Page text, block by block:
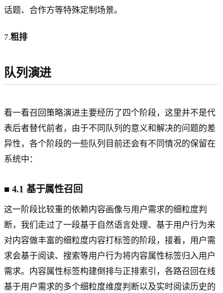
话题、合作方等特殊定制场景。
7.粗排
队列演进
看一看召回策略演进主要经历了四个阶段，这里并不是代
表后者替代前者，由于不同队列的意义和解决的问题的差
异性，各个阶段的一些队列目前还会有不同情况的保留在
系统中：
■ 4.1 基于属性召回
这一阶段比较重的依赖内容画像与用户需求的细粒度判
断，我们走过了一段基于自然语言处理、基于用户行为来
对内容做丰富的细粒度内容打标签的阶段，接着，用户需
求会基于阅读、搜索等用户行为将内容属性标签归入用户
需求。内容属性标签构建倒排与正排索引，各路召回在线
基于用户需求的多个细粒度维度判断以及实时阅读历史的